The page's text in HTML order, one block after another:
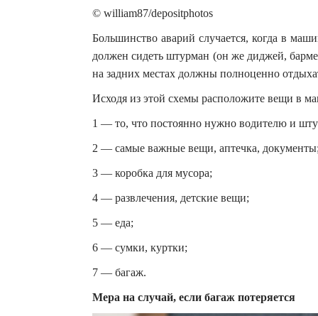
© william87/depositphotos
Большинство аварий случается, когда в
должен сидеть штурман (он же диджей,
на задних местах должны полноценно
Исходя из этой схемы расположите вещи в
1 — то, что постоянно нужно водителю и
2 — самые важные вещи, аптечка,
3 — коробка для мусора;
4 — развлечения, детские вещи;
5 — еда;
6 — сумки, куртки;
7 — багаж.
Мера на случай, если багаж потеряется